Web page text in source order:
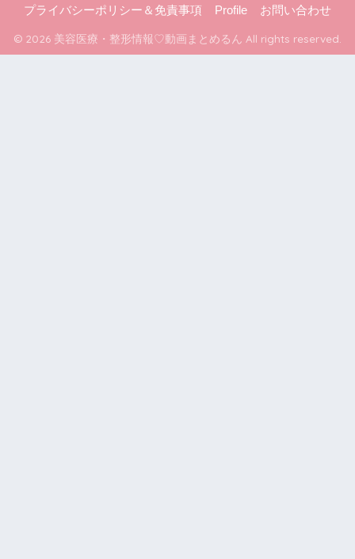
プライバシーポリシー＆免責事項 Profile お問い合わせ
© 2026 美容医療・整形情報♡動画まとめるん All rights reserved.